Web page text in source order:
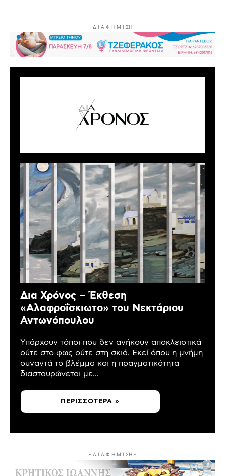
- Δ Ι Α Φ Η Μ Ι ΣΗ -
Δια Χρόνος – Έκθεση
«Αλαφροΐσκιωτο» του Νεκτάριου
Αντωνόπουλου
Υπάρχουν τόποι που δεν ανήκουν αποκλειστικά
ούτε στο φως ούτε στη σκιά. Εκεί όπου η μνήμη
συναντά το βλέμμα και η πραγματικότητα
διασταυρώνεται με...
ΠΕΡΙΣΣΌΤΕΡΑ »
- Δ Ι Α Φ Η Μ Ι ΣΗ -